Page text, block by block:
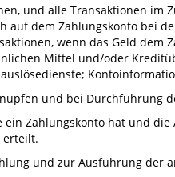
und alle Transaktionen im
auf dem Zahlungskonto bei
wenn das Geld dem
Mittel und/oder
und bei Durchführung
Zahlungskonto hat und
erteilt.
und zur Ausführung der